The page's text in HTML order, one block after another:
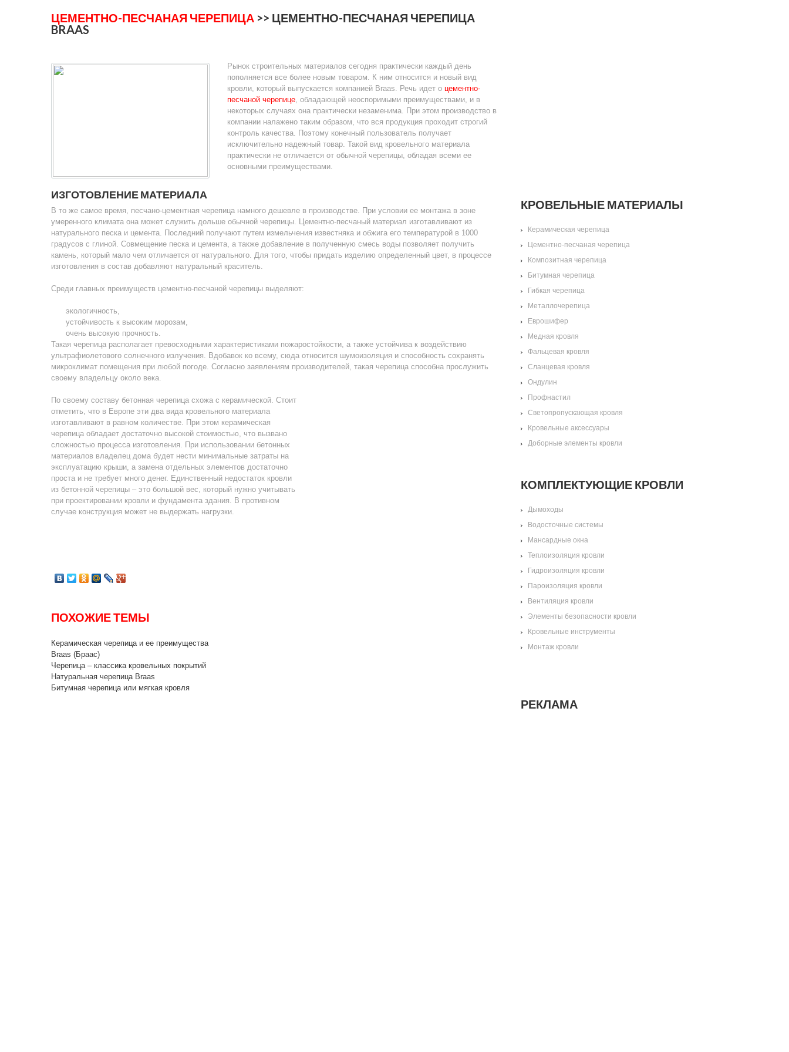
ЦЕМЕНТНО-ПЕСЧАНАЯ ЧЕРЕПИЦА >> ЦЕМЕНТНО-ПЕСЧАНАЯ ЧЕРЕПИЦА
BRAAS
Рынок строительных материалов сегодня практически каждый день
пополняется все более новым товаром. К ним относится и новый вид
кровли, который выпускается компанией Braas. Речь идет о цементно-
песчаной черепице, обладающей неоспоримыми преимуществами, и в
некоторых случаях она практически незаменима. При этом производство в
компании налажено таким образом, что вся продукция проходит строгий
контроль качества. Поэтому конечный пользователь получает
исключительно надежный товар. Такой вид кровельного материала
практически не отличается от обычной черепицы, обладая всеми ее
основными преимуществами.
ИЗГОТОВЛЕНИЕ МАТЕРИАЛА
В то же самое время, песчано-цементная черепица намного дешевле в производстве. При условии ее монтажа в зоне
умеренного климата она может служить дольше обычной черепицы. Цементно-песчаный материал изготавливают из
натурального песка и цемента. Последний получают путем измельчения известняка и обжига его температурой в 1000
градусов с глиной. Совмещение песка и цемента, а также добавление в полученную смесь воды позволяет получить
камень, который мало чем отличается от натурального. Для того, чтобы придать изделию определенный цвет, в процессе
изготовления в состав добавляют натуральный краситель.
Среди главных преимуществ цементно-песчаной черепицы выделяют:
экологичность,
устойчивость к высоким морозам,
очень высокую прочность.
Такая черепица располагает превосходными характеристиками пожаростойкости, а также устойчива к воздействию
ультрафиолетового солнечного излучения. Вдобавок ко всему, сюда относится шумоизоляция и способность сохранять
микроклимат помещения при любой погоде. Согласно заявлениям производителей, такая черепица способна прослужить
своему владельцу около века.
По своему составу бетонная черепица схожа с керамической. Стоит
отметить, что в Европе эти два вида кровельного материала
изготавливают в равном количестве. При этом керамическая
черепица обладает достаточно высокой стоимостью, что вызвано
сложностью процесса изготовления. При использовании бетонных
материалов владелец дома будет нести минимальные затраты на
эксплуатацию крыши, а замена отдельных элементов достаточно
проста и не требует много денег. Единственный недостаток кровли
из бетонной черепицы – это большой вес, который нужно учитывать
при проектировании кровли и фундамента здания. В противном
случае конструкция может не выдержать нагрузки.
ПОХОЖИЕ ТЕМЫ
Керамическая черепица и ее преимущества
Braas (Браас)
Черепица – классика кровельных покрытий
Натуральная черепица Braas
Битумная черепица или мягкая кровля
КРОВЕЛЬНЫЕ МАТЕРИАЛЫ
Керамическая черепица
Цементно-песчаная черепица
Композитная черепица
Битумная черепица
Гибкая черепица
Металлочерепица
Еврошифер
Медная кровля
Фальцевая кровля
Сланцевая кровля
Ондулин
Профнастил
Светопропускающая кровля
Кровельные аксессуары
Доборные элементы кровли
КОМПЛЕКТУЮЩИЕ КРОВЛИ
Дымоходы
Водосточные системы
Мансардные окна
Теплоизоляция кровли
Гидроизоляция кровли
Пароизоляция кровли
Вентиляция кровли
Элементы безопасности кровли
Кровельные инструменты
Монтаж кровли
РЕКЛАМА